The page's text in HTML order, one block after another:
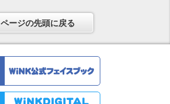
ページの先頭に戻る